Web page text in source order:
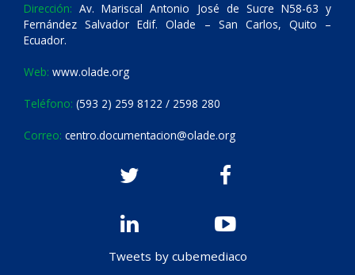
Dirección: Av. Mariscal Antonio José de Sucre N58-63 y
Fernández Salvador Edif. Olade – San Carlos, Quito –
Ecuador.
Web: www.olade.org
Teléfono: (593 2) 259 8122 / 2598 280
Correo: centro.documentacion@olade.org
Tweets by cubemediaco